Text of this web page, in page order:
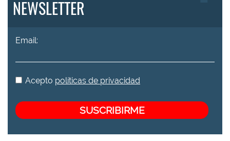
NEWSLETTER
Email:
Acepto políticas de privacidad